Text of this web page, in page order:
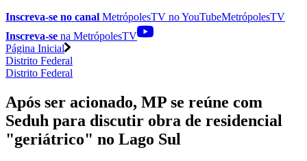
Inscreva-se no canal MetrópolesTV noYouTubeMetrópolesTV
Inscreva-se na MetrópolesTV
Página Inicial
Distrito Federal
Distrito Federal
Após ser acionado, MP se reúne com
Seduh para discutir obra de residencial
"geriátrico" no Lago Sul